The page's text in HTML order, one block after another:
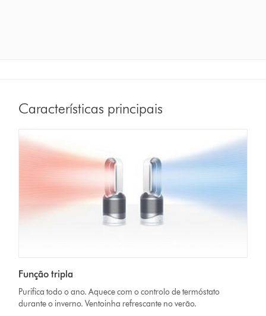
Características principais
Função tripla
Purifica todo o ano. Aquece com o controlo de termóstato
durante o inverno. Ventoinha refrescante no verão.